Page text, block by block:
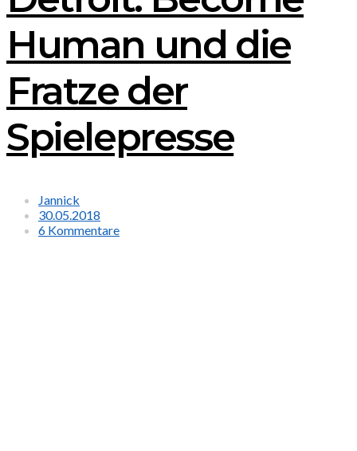
Human und die
Fratze der
Spielepresse
Jannick
30.05.2018
6 Kommentare